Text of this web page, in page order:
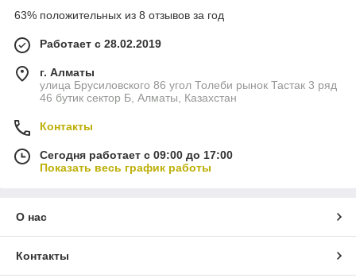
63% положительных из 8 отзывов за год
Работает с 28.02.2019
г. Алматы
улица Брусиловского 86 угол Толеби рынок Тастак 3 ряд
46 бутик сектор Б, Алматы, Казахстан
Контакты
Сегодня работает с 09:00 до 17:00
Показать весь график работы
О нас
Контакты